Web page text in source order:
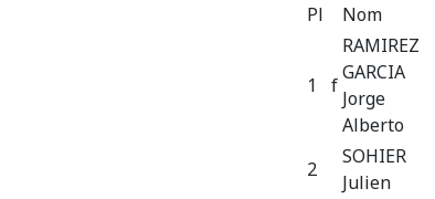
Pl
Nom
1 f
RAMIREZ
GARCIA
Jorge
Alberto
2
SOHIER
Julien